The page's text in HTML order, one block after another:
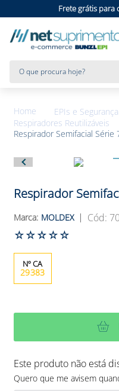
Frete grátis para
EPIs e Segurança
Respiradores Reutilizáveis
Respirador Semifacial Série
Respirador
MOLDEX :
☆☆☆☆☆
29383
Este produto não está
Quero que me avisem